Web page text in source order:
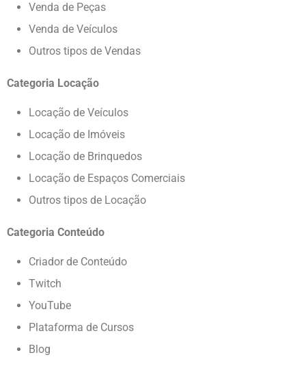
Venda de Peças
Venda de Veículos
Outros tipos de Vendas
Categoria Locação
Locação de Veículos
Locação de Imóveis
Locação de Brinquedos
Locação de Espaços Comerciais
Outros tipos de Locação
Categoria Conteúdo
Criador de Conteúdo
Twitch
YouTube
Plataforma de Cursos
Blog